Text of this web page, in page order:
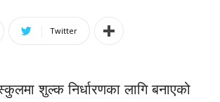
Twitter
शुल्क निर्धारणका लागि बनाएको